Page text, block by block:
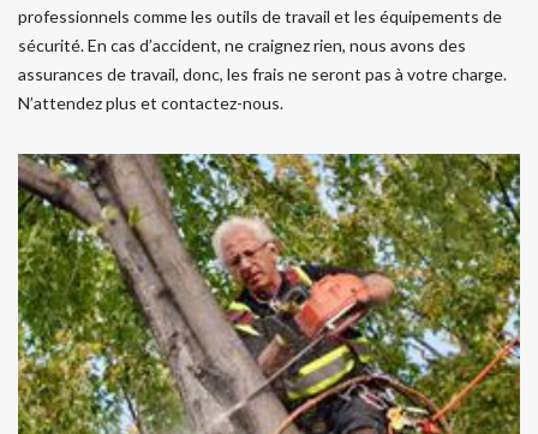
professionnels comme les outils de travail et les équipements de
sécurité. En cas d’accident, ne craignez rien, nous avons des
assurances de travail, donc, les frais ne seront pas à votre charge.
N’attendez plus et contactez-nous.